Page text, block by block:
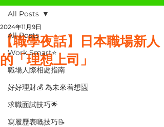
All Posts
Work Smart⭐️
職場人際相處指南
好好理財💰 為未來着想🈵
求職面試技巧🌟
寫履歷表嘅技巧📝
All Posts
【職學夜話】日本職場新人
的「理想上司」
2024年11月9日